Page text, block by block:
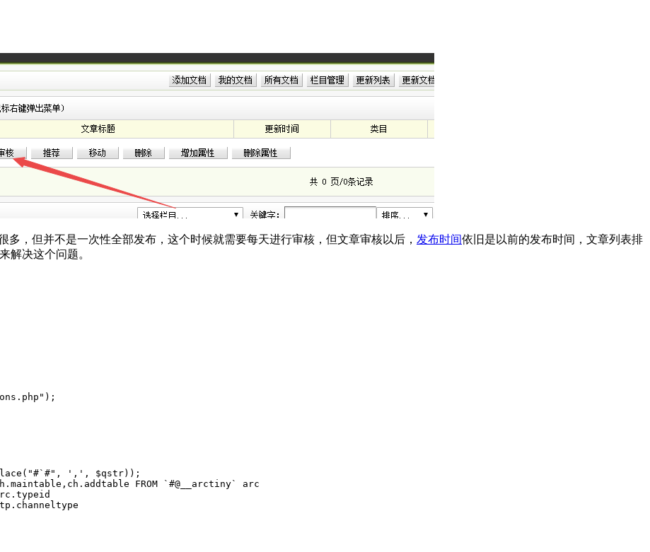
，但并不是一次性全部发布，这个时候就需要每天进行审核，但文章审核以后， 发布时间依旧是以前的发布时间，文章列表排
解决这个问题。
',', $qstr));
FROM `#@__arctiny` arc